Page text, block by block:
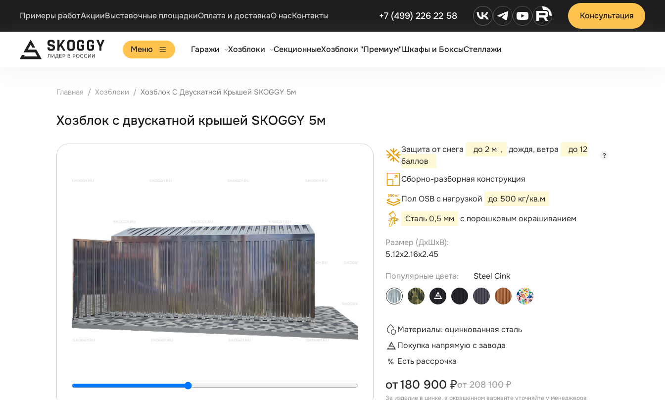
Примеры работАкцииВыставочные площадкиОплата и доставкаО насКонтакты +7 (499) 226 22 58 Консультация
Меню Гаражи Хозблоки СекционныеХозблоки "Премиум"Шкафы и БоксыСтеллажи
Главная Хозблоки Хозблок С Двускатной Крышей SKOGGY 5м
Хозблок с двускатной крышей SKOGGY 5м
Защита от снега до 2 м , дождя, ветра
до 12
баллов
?
Сборно-разборная конструкция
Пол OSB с нагрузкой
до 500 кг/кв.м
Сталь 0,5 мм
с порошковым окрашиванием
Размер (ДxШxВ):
5.12х2.16х2.45
Популярные цвета: Steel Cink
Материалы: оцинкованная сталь
Покупка напрямую с завода
Есть рассрочка
208 100 ₽
от180 900 ₽
За изделие в цинке, в окрашенном варианте уточняйте у менеджеров